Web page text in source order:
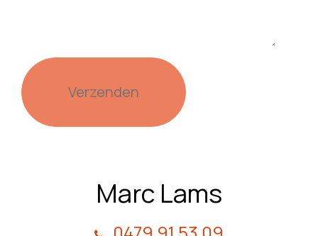
Verzenden
Marc Lams